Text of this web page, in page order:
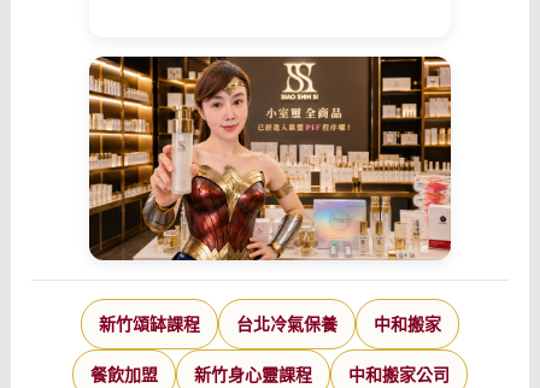
新竹頌缽課程 台北冷氣保養 中和搬家
餐飲加盟 新竹身心靈課程 中和搬家公司